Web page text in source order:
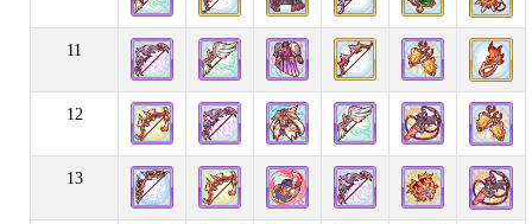
11
12
13